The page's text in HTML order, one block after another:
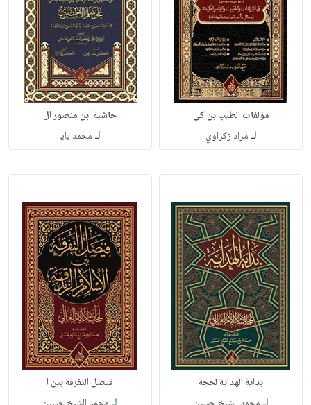
مؤلفات الطيب بن كي
لـ مراد زكراوي
حاشية ابن منصور ال
لـ محمد يايا
بداية الهداية لحجة فيصل التفرقة بين ا